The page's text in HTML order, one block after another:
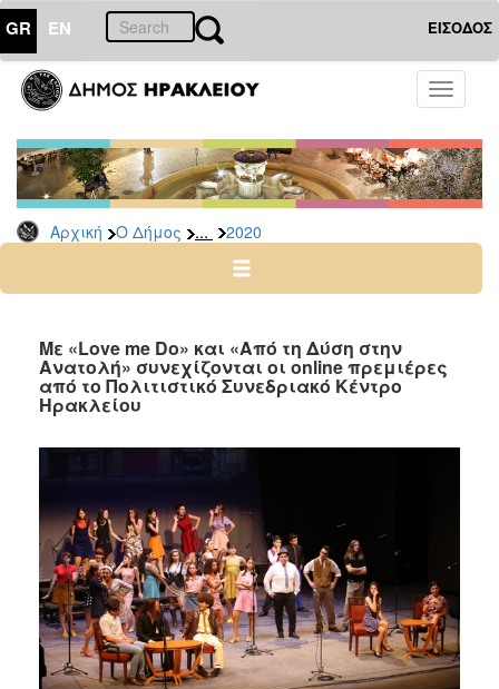
GR EN ΕΙΣΟΔΟΣ
Toggle
Αρχική Ο Δήμος ... 2020
ΔΗΜΟΣ
Δελτία
Τύπου
Αρχείο
2026
2024
2022
2021
2017
2016
2015
2013
2012
Με «Love me Do» και «Από τη Δύση στην
Ανατολή» συνεχίζονται οι online πρεμιέρες
από το Πολιτιστικό Συνεδριακό Κέντρο
Ηρακλείου